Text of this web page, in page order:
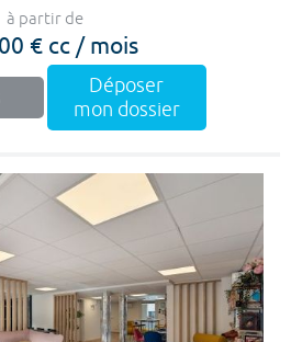
à partir de
€ cc / mois
Déposer
mon dossier